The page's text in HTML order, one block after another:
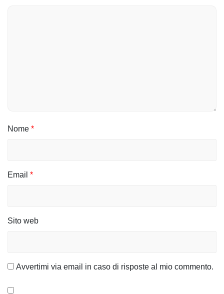
c
l
Nome *
Email *
Sito web
Avvertimi via email in caso di risposte al mio commento.